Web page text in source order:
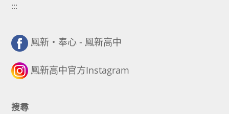
:::
鳳新・奉心 - 鳳新高中
鳳新高中官方Instagram
搜尋